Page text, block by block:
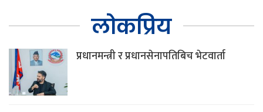
लोकप्रिय
प्रधानमन्त्री र प्रधानसेनापतिबिच भेटवार्ता